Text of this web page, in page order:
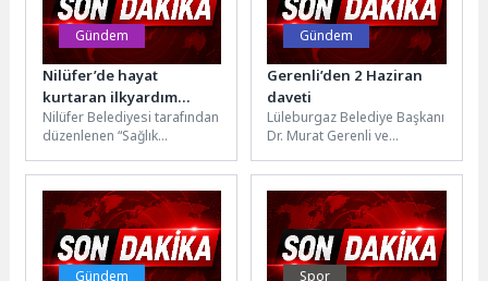
Gündem
Nilüfer’de hayat
kurtaran ilkyardım
eğitimi
Nilüfer Belediyesi tarafından
düzenlenen “Sağlık
hayati önemi anlatıldı.
Uzman Hasan Hür,
toplumda...
Gündem
Gerenli’den 2 Haziran
daveti
Lüleburgaz Belediye Başkanı
Dr. Murat Gerenli ve
Başkanı Günalp Çakır,
Lüleburgaz’a bağlı...
Gündem Spor